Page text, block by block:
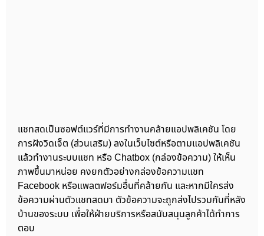
แชทสดเป็นซอฟต์แวร์ที่มีการทำงานคล้ายแอปพลิเคชัน โดย
การฝังวิดเจ็ต (ส่วนเสริม) ลงในเว็บไซต์หรือตามแอปพลิเคชัน
แล้วทำงานระบบแชท หรือ Chatbox (กล่องข้อความ) ให้เห็น
ภาพขึ้นมาหน่อย คงยกตัวอย่างกล่องข้อความแชท
Facebook หรือแพลตฟอร์มอื่นที่คล้ายกัน และหากมีใครส่ง
ข้อความผ่านตัวแชทสดมา ตัวข้อความจะถูกส่งไปรวมกันที่หลัง
บ้านของระบบ เพื่อให้ฝ่ายบริการหรือสนับสนุนลูกค้าได้ทำการ
ตอบ